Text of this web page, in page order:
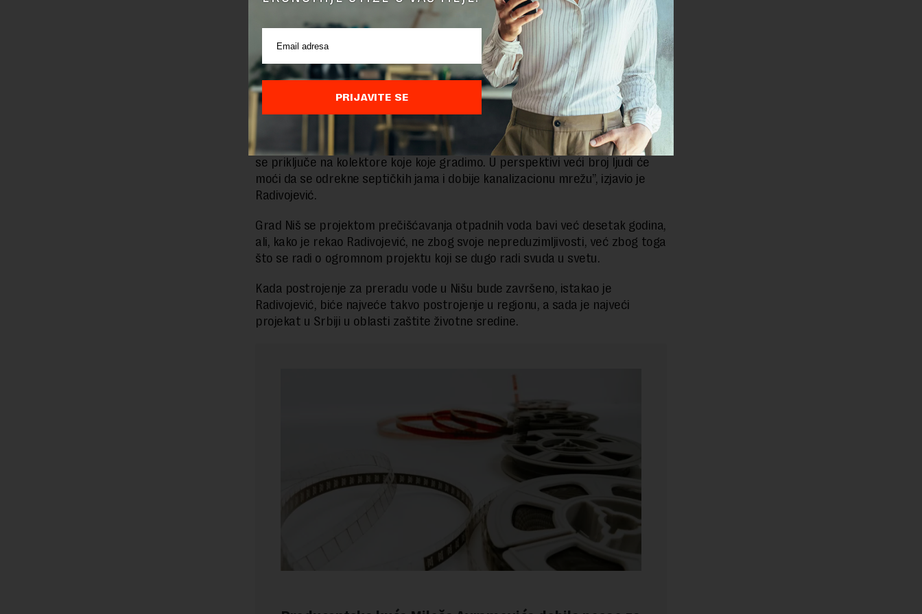
zahtevan poduhvat kakav u Nišu nije rađen u proteklih 60 ili 70 godina. Da bi
se sve otpadne vode prikupile, grade se paralelno sa Nišavom desnoobalni i
levoobalni kolektor i veliki sifonski prelaz ispod Nišave. To su ogromni
tunelski profili, levoobalni je profila dva metra sa ogromnim iskopima, dubine
i šest, sedam metara”, objasnio je Radivojević.
Uz nedostajuće kolektorske mreže, kazao je Radivojević, radi se i kanalizacija
u naseljima Hum, Čamurlija, Gabrovac i Jelašnica.
“Stvaramo uslove da se i u ostalim naseljima razvije kanalizaciona mreža i da
se priključe na kolektore koje koje gradimo. U perspektivi veći broj ljudi će
moći da se odrekne septičkih jama i dobije kanalizacionu mrežu”, izjavio je
Radivojević.
Grad Niš se projektom prečišćavanja otpadnih voda bavi već desetak godina,
ali, kako je rekao Radivojević, ne zbog svoje nepreduzimljivosti, već zbog toga
što se radi o ogromnom projektu koji se dugo radi svuda u svetu.
Kada postrojenje za preradu vode u Nišu bude završeno, istakao je
Radivojević, biće najveće takvo postrojenje u regionu, a sada je najveći
projekat u Srbiji u oblasti zaštite životne sredine.
PRIJAVITE SE